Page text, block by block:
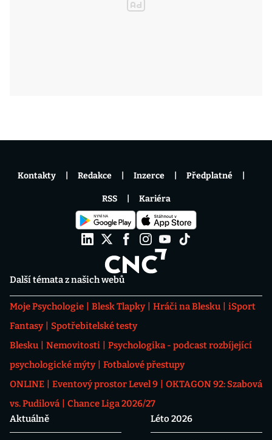
Další témata z našich webů
Moje Psychologie Blesk Tlapky Hráči na Blesku
iSport
Fantasy
Spotřebitelské testy
Blesku
Nemovitosti
Psychologika - podcast rozbíjející
psychologické mýty
Fotbalové přestupy
ONLINE
Eventový prostor Level 9
OKTAGON 92: Szabová
vs. Pudilová
Chance Liga 2026/27
Aktuálně
Léto 2026
Kontakty Redakce Inzerce Předplatné
RSS Kariéra